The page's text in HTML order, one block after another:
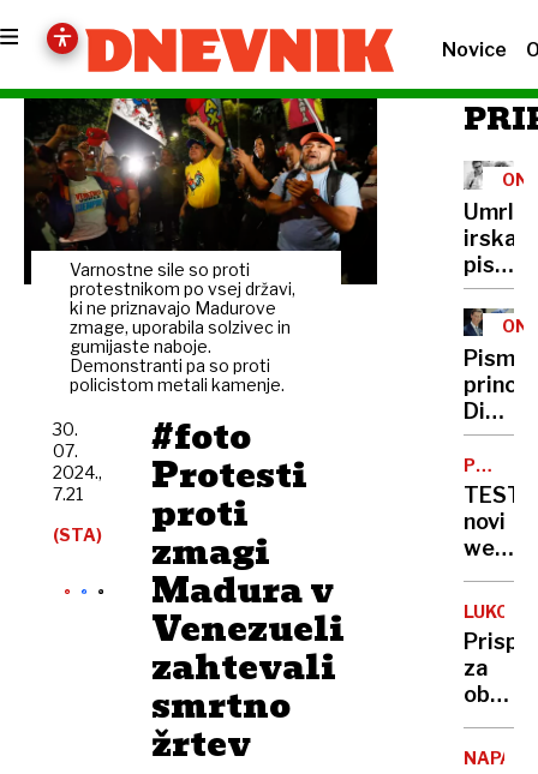
Novice
Varnostne sile so proti
protestnikom po vsej državi,
ki ne priznavajo Madurove
zmage, uporabila solzivec in
gumijaste naboje.
Demonstranti pa so proti
policistom metali kamenje.
#foto
Protesti
proti
zmagi
Madura v
Venezueli
zahtevali
smrtno
žrtev
30.
07.
2024.,
7.21
(STA)
Umrla
irska
Edna
Pisma
Diane
danes
na
dražbo
PUTIN
TEST
novi
web
Tucker
s
i
za
občino
NAPAD